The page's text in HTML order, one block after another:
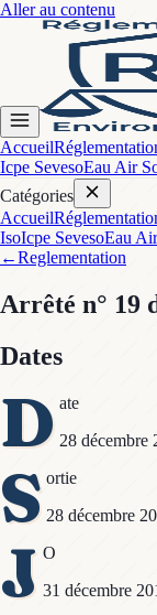
Aller au contenu
Accueil
Icpe SevesoEau Air
Catégories
Accueil
IsoIcpe SevesoEau
←Reglementation
Arrêté n° 19
Dates
D ate
28 décembre
S ortie
28 décembre
J O
31 décembre